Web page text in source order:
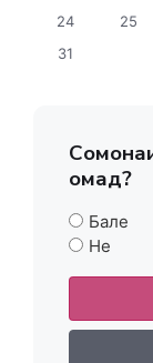
24
25
31
омад?
Бале
Не